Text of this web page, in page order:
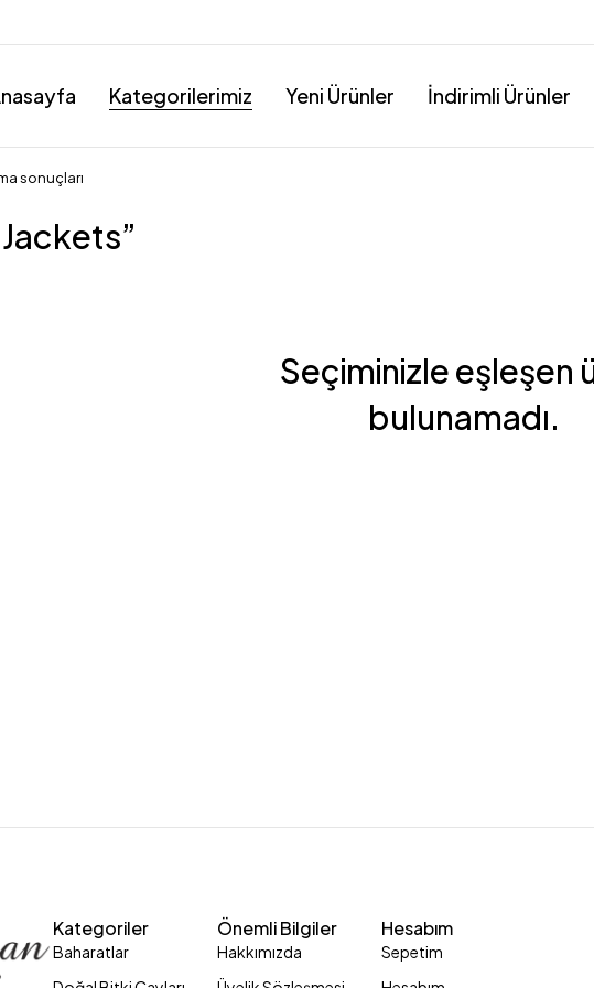
Kategorilerimiz Yeni Ürünler İndirimli Ürünler
sonuçları
Seçiminizle eşleşen
bulunamadı.
Kategoriler
Baharatlar
Önemli Bilgiler
Hakkımızda
Hesabım
Sepetim